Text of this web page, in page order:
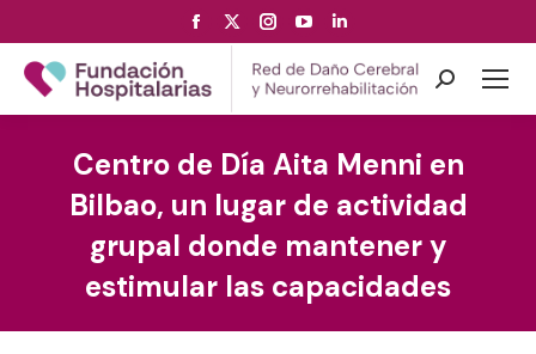
Facebook
page
opens
in
window
page
opens
in
window
Instagram
page
opens
in
window
YouTube
page
opens
in
window
page
opens
in
window
Search:
Centro de Día Aita Menni en
Bilbao, un lugar de actividad
grupal donde mantener y
estimular las capacidades